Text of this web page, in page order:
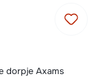
dorpje Axams